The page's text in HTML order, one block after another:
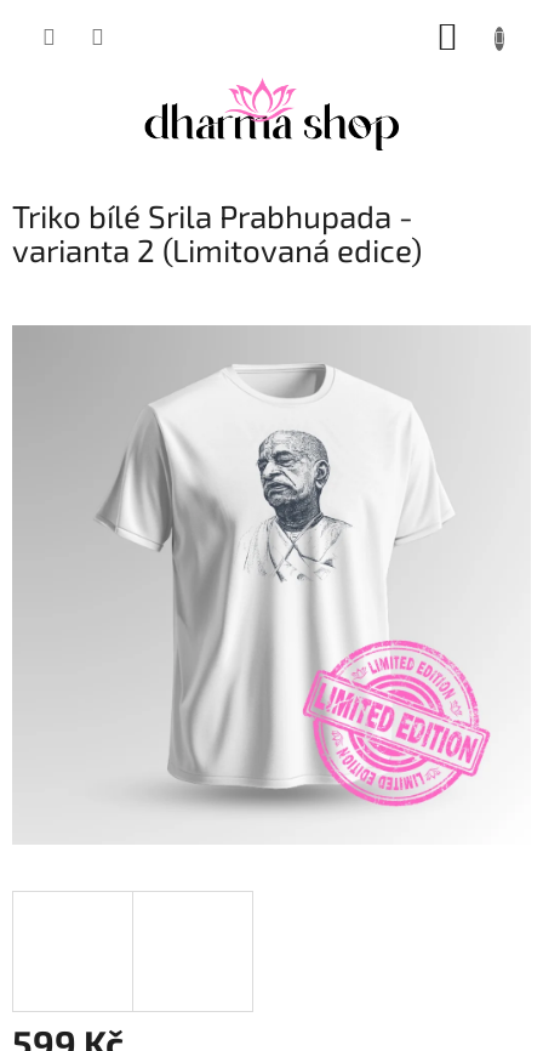
Triko bílé Srila Prabhupada -
varianta 2 (Limitovaná edice)